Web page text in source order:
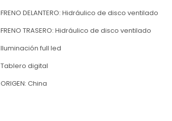
FRENO DELANTERO: Hidráulico de disco ventilado
FRENO TRASERO: Hidráulico de disco ventilado
Iluminación full led
Tablero digital
ORIGEN: China